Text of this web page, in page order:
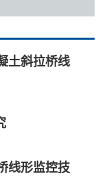
土斜拉桥线
线形监控技